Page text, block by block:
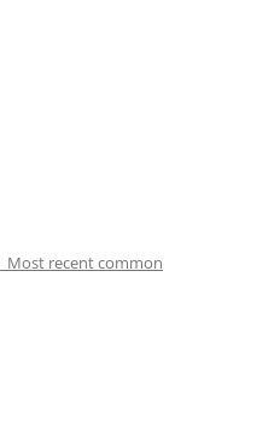
Most recent common